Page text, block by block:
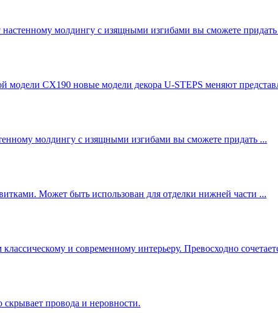
настенному молдингу с изящными изгибами вы сможете
CX190 новые модели декора U-STEPS меняют
молдингу с изящными изгибами вы сможете придать ...
Может быть использован для отделки нижней части ...
и современному интерьеру. Превосходно
провода и неровности.